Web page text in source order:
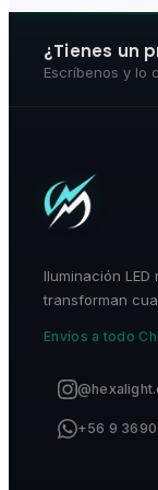
¿Tienes un
Escríbenos y lo
Iluminación
transforman
Envíos a todo
+56 9 3690